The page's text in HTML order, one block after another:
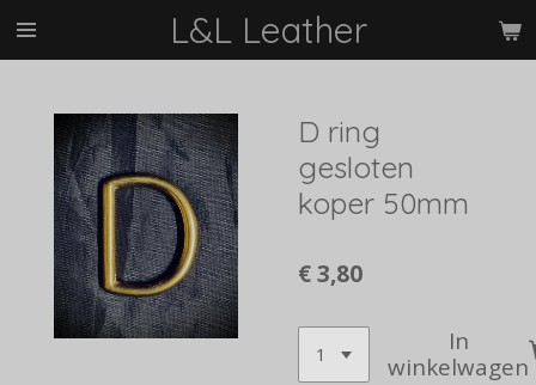
Ga
hoofdinhoud
L&L Leather
D ring
gesloten
koper 50mm
€ 3,80
In
winkelwagen